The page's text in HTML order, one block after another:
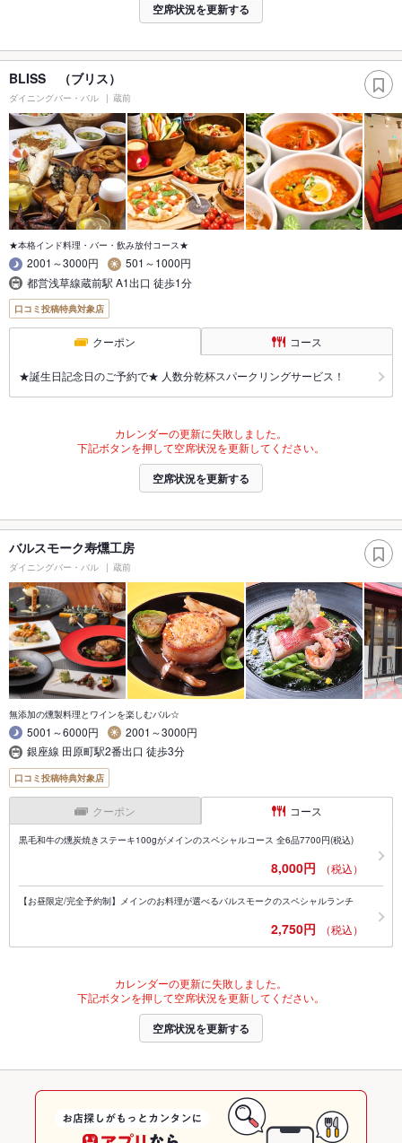
空席状況を更新する
BLISS （ブリス）
ダイニングバー・バル 蔵前
★本格インド料理・バー・飲み放付コース★
2001～3000円
501～1000円
都営浅草線蔵前駅 A1出口 徒歩1分
口コミ投稿特典対象店
クーポン コース
★誕生日記念日のご予約で★ 人数分乾杯スパークリングサービス！
カレンダーの更新に失敗しました。
下記ボタンを押して空席状況を更新してください。
空席状況を更新する
バルスモーク寿燻工房
ダイニングバー・バル 蔵前
無添加の燻製料理とワインを楽しむバル☆
5001～6000円
2001～3000円
銀座線 田原町駅2番出口 徒歩3分
口コミ投稿特典対象店
クーポン コース
黒毛和牛の燻炭焼きステーキ100gがメインのスペシャルコース 全6品7700円(税込)
8,000円 （税込）
【お昼限定/完全予約制】メインのお料理が選べるバルスモークのスペシャルランチ
2,750円 （税込）
カレンダーの更新に失敗しました。
下記ボタンを押して空席状況を更新してください。
空席状況を更新する